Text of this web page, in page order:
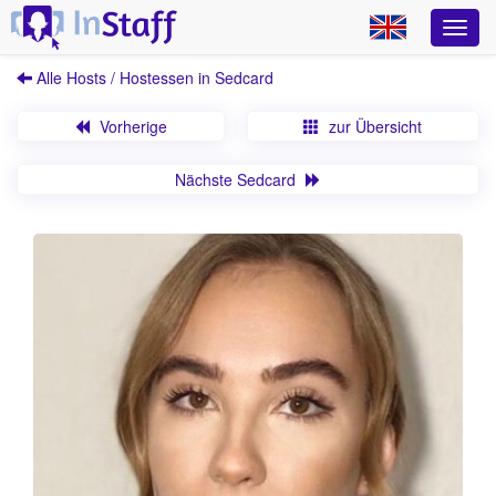
Alle Hosts / Hostessen in Sedcard
Vorherige zur Übersicht
Nächste Sedcard